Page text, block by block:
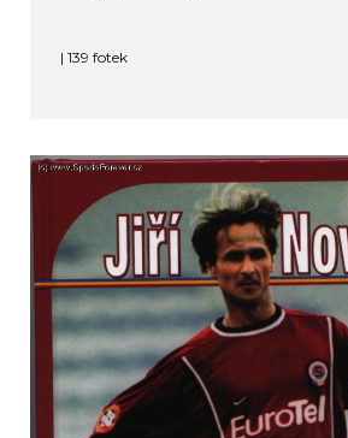
| 139 fotek